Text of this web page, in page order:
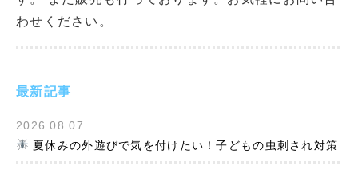
最新記事
2026.08.07
夏休みの外遊びで気を付けたい！子どもの虫刺され対策
わせください。